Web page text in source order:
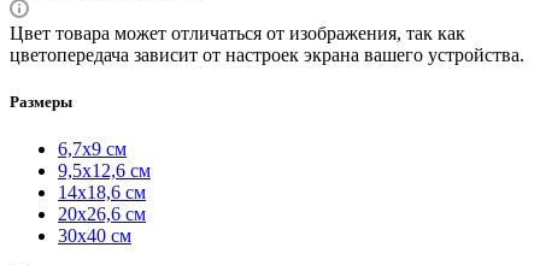
Цвет товара может отличаться от изображения, так как
цветопередача зависит от настроек экрана вашего устройства.
Размеры
6,7х9 см
9,5х12,6 см
14х18,6 см
20х26,6 см
30х40 см